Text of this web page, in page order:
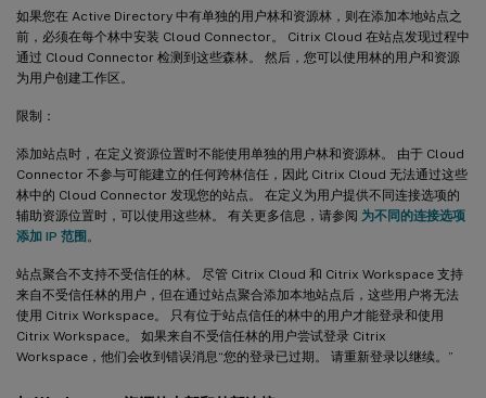
如果您在 Active Directory 中有单独的用户林和资源林，则在添加本地站点之
前，必须在每个林中安装 Cloud Connector。 Citrix Cloud 在站点发现过程中
通过 Cloud Connector 检测到这些森林。 然后，您可以使用林的用户和资源
为用户创建工作区。
限制：
添加站点时，在定义资源位置时不能使用单独的用户林和资源林。 由于 Cloud
Connector 不参与可能建立的任何跨林信任，因此 Citrix Cloud 无法通过这些
林中的 Cloud Connector 发现您的站点。 在定义为用户提供不同连接选项的
辅助资源位置时，可以使用这些林。 有关更多信息，请参阅 为不同的连接选项
添加 IP 范围 。
站点聚合不支持不受信任的林。 尽管 Citrix Cloud 和 Citrix Workspace 支持
来自不受信任林的用户，但在通过站点聚合添加本地站点后，这些用户将无法
使用 Citrix Workspace。 只有位于站点信任的林中的用户才能登录和使用
Citrix Workspace。 如果来自不受信任林的用户尝试登录 Citrix
Workspace，他们会收到错误消息“您的登录已过期。 请重新登录以继续。”